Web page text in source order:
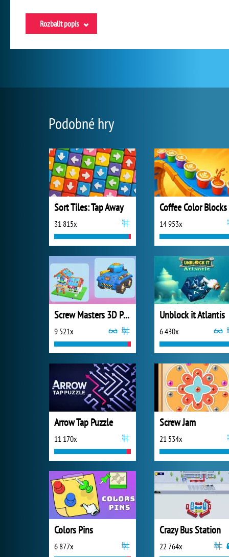
Rozbalit popis
Podobné hry
Sort Tiles: Tap Away
31 815x
Coffee Color Blocks
14 953x
Screw Masters 3D Puzzle
9 521x
Unblock it Atlantis
6 430x
Arrow Tap Puzzle
11 170x
Screw Jam
21 534x
Colors Pins
6 877x
Crazy Bus Station
22 764x